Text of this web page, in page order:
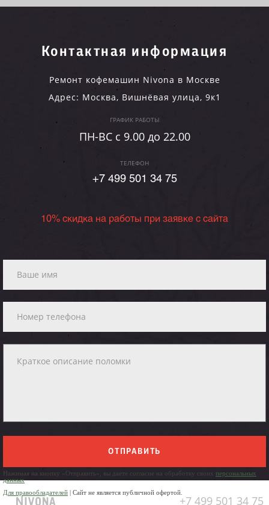
Контактная информация
Ремонт кофемашин Nivona в Москве
Адрес: Москва, Вишнёвая улица, 9к1
ГРАФИК РАБОТЫ
ПН-ВC c 9.00 до 22.00
ТЕЛЕФОН
+7 499 501 34 75
10% скидка на работы при заявке с сайта
ОТПРАВИТЬ
Нажимая на кнопку «Отправить», вы даете согласие на обработку своих персональных
данных
Для правообладателей | Сайт не является публичной офертой.
+7 499 501 34 75